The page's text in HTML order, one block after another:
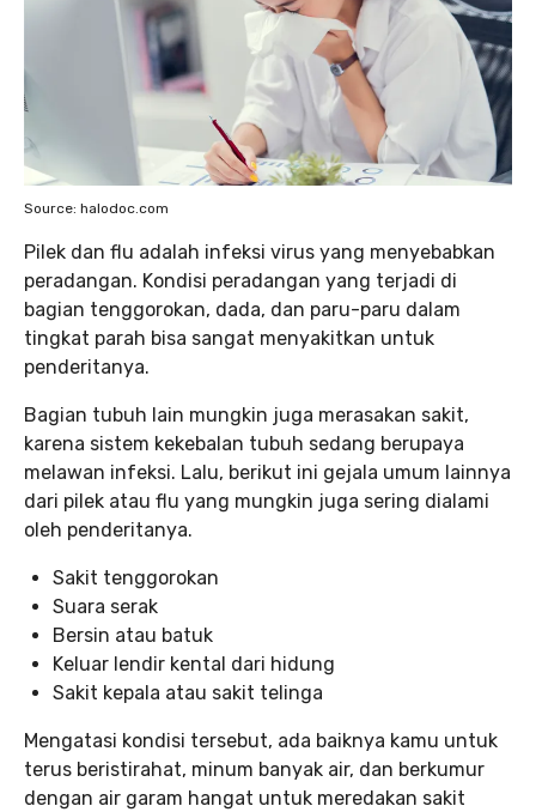
Source: halodoc.com
Pilek dan flu adalah infeksi virus yang menyebabkan
peradangan. Kondisi peradangan yang terjadi di
bagian tenggorokan, dada, dan paru-paru dalam
tingkat parah bisa sangat menyakitkan untuk
penderitanya.
Bagian tubuh lain mungkin juga merasakan sakit,
karena sistem kekebalan tubuh sedang berupaya
melawan infeksi. Lalu, berikut ini gejala umum lainnya
dari pilek atau flu yang mungkin juga sering dialami
oleh penderitanya.
Sakit tenggorokan
Suara serak
Bersin atau batuk
Keluar lendir kental dari hidung
Sakit kepala atau sakit telinga
Mengatasi kondisi tersebut, ada baiknya kamu untuk
terus beristirahat, minum banyak air, dan berkumur
dengan air garam hangat untuk meredakan sakit